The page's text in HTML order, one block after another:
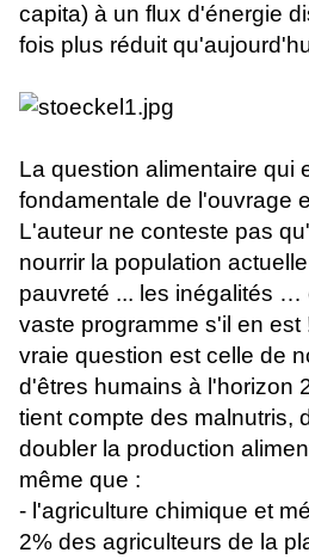
capita) à un flux d'énergie
fois plus réduit
La question alimentaire qui
fondamentale de l'ouvrage
L'auteur ne conteste pas
nourrir la population
pauvreté ... les inégalités …
vaste programme s'il en est
vraie question est celle de
d'êtres humains à l'horizon
tient compte des malnutris,
doubler la production
même que :
- l'agriculture chimique et
2% des agriculteurs de la